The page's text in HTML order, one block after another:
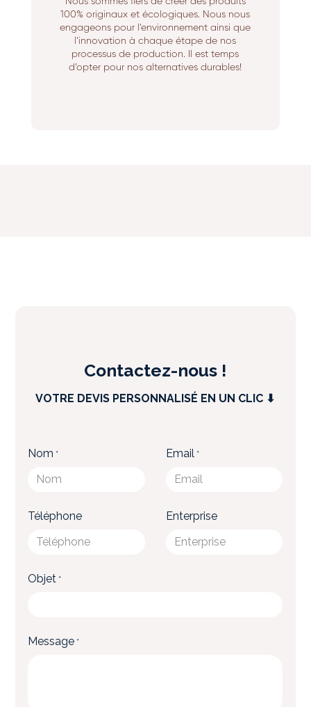
100% originaux et écologiques. Nous nous
engageons pour l’environnement ainsi que
l’innovation à chaque étape de nos
processus de production. Il est temps
d’opter pour nos alternatives durables!